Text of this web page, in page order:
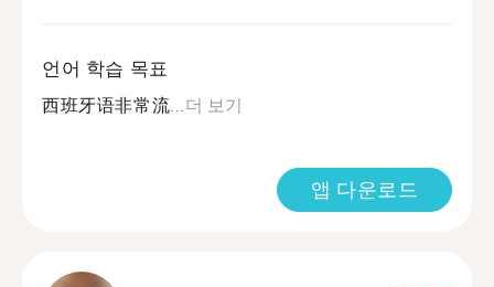
언어 학습 목표
西班牙语非常流...더 보기
앱 다운로드